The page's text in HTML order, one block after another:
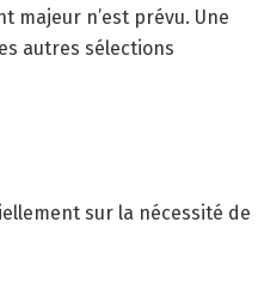
majeur n’est prévu. Une
autres sélections
sur la nécessité de